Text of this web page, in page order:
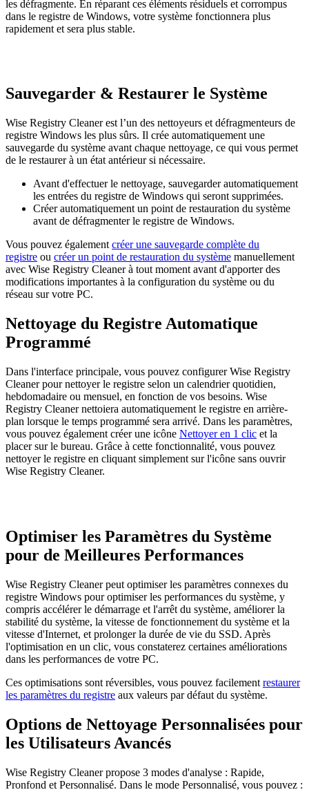
les défragmente. En réparant ces éléments résiduels et corrompus
dans le registre de Windows, votre système fonctionnera plus
rapidement et sera plus stable.
Sauvegarder & Restaurer le Système
Wise Registry Cleaner est l’un des nettoyeurs et défragmenteurs de
registre Windows les plus sûrs. Il crée automatiquement une
sauvegarde du système avant chaque nettoyage, ce qui vous permet
de le restaurer à un état antérieur si nécessaire.
Avant d'effectuer le nettoyage, sauvegarder automatiquement
les entrées du registre de Windows qui seront supprimées.
Créer automatiquement un point de restauration du système
avant de défragmenter le registre de Windows.
Vous pouvez également créer une sauvegarde complète du
registre ou créer un point de restauration du système manuellement
avec Wise Registry Cleaner à tout moment avant d'apporter des
modifications importantes à la configuration du système ou du
réseau sur votre PC.
Nettoyage du Registre Automatique
Programmé
Dans l'interface principale, vous pouvez configurer Wise Registry
Cleaner pour nettoyer le registre selon un calendrier quotidien,
hebdomadaire ou mensuel, en fonction de vos besoins. Wise
Registry Cleaner nettoiera automatiquement le registre en arrière-
plan lorsque le temps programmé sera arrivé. Dans les paramètres,
vous pouvez également créer une icône Nettoyer en 1 clic et la
placer sur le bureau. Grâce à cette fonctionnalité, vous pouvez
nettoyer le registre en cliquant simplement sur l'icône sans ouvrir
Wise Registry Cleaner.
Optimiser les Paramètres du Système
pour de Meilleures Performances
Wise Registry Cleaner peut optimiser les paramètres connexes du
registre Windows pour optimiser les performances du système, y
compris accélérer le démarrage et l'arrêt du système, améliorer la
stabilité du système, la vitesse de fonctionnement du système et la
vitesse d'Internet, et prolonger la durée de vie du SSD. Après
l'optimisation en un clic, vous constaterez certaines améliorations
dans les performances de votre PC.
Ces optimisations sont réversibles, vous pouvez facilement restaurer
les paramètres du registre aux valeurs par défaut du système.
Options de Nettoyage Personnalisées pour
les Utilisateurs Avancés
Wise Registry Cleaner propose 3 modes d'analyse : Rapide,
Pronfond et Personnalisé. Dans le mode Personnalisé, vous pouvez :